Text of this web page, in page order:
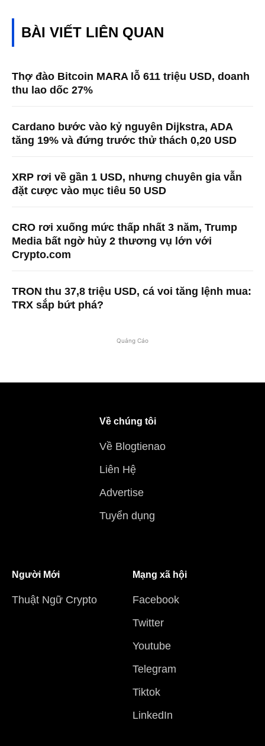
BÀI VIẾT LIÊN QUAN
Thợ đào Bitcoin MARA lỗ 611 triệu USD, doanh
thu lao dốc 27%
Cardano bước vào kỷ nguyên Dijkstra, ADA
tăng 19% và đứng trước thử thách 0,20 USD
XRP rơi về gần 1 USD, nhưng chuyên gia vẫn
đặt cược vào mục tiêu 50 USD
CRO rơi xuống mức thấp nhất 3 năm, Trump
Media bất ngờ hủy 2 thương vụ lớn với
Crypto.com
TRON thu 37,8 triệu USD, cá voi tăng lệnh mua:
TRX sắp bứt phá?
Quảng Cáo
Về chúng tôi
Về Blogtienao
Liên Hệ
Advertise
Tuyển dụng
Người Mới
Thuật Ngữ Crypto
Mạng xã hội
Facebook
Twitter
Youtube
Telegram
Tiktok
LinkedIn